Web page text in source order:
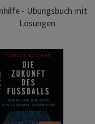
- Übungsbuch mit
Lösungen